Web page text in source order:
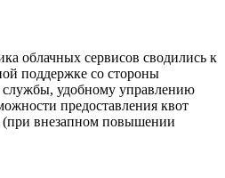
облачных сервисов сводились к
поддержке со стороны
службы, удобному управлению
предоставления квот
(при внезапном повышении